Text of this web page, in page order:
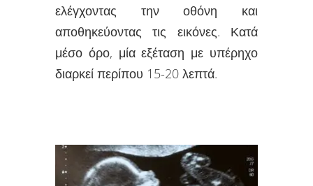
ελέγχοντας την οθόνη και
αποθηκεύοντας τις εικόνες. Κατά
μέσο όρο, μία εξέταση με υπέρηχο
διαρκεί περίπου 15-20 λεπτά.